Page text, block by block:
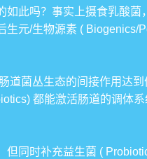
此吗？事实上摄食乳酸菌
元/生物源素 ( Biogenics/
道菌丛生态的间接作用达
都能激活肠道的调体
同时补充益生菌 (